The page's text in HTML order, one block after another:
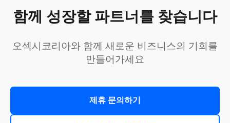
함께 성장할 파트너를 찾습니다
오섹시코리아와 함께 새로운 비즈니스의 기회를
만들어가세요
제휴 문의하기